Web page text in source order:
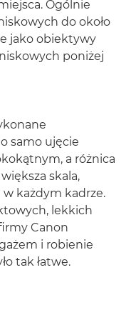
Ogólnie
do około
jako obiektywy
poniżej
samo ujęcie
a różnica
skala,
w każdym kadrze.
lekkich
Canon
i robienie
tak łatwe.